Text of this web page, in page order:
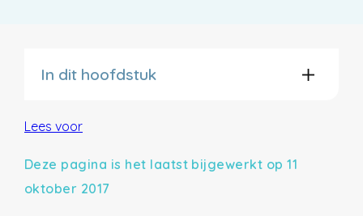
In dit hoofdstuk
Lees voor
Deze pagina is het laatst bijgewerkt op 11
oktober 2017